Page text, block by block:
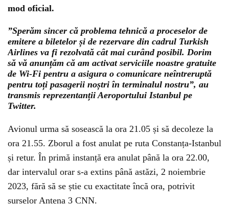
mod oficial.
”Sperăm sincer că problema tehnică a proceselor de
emitere a biletelor și de rezervare din cadrul Turkish
Airlines va fi rezolvată cât mai curând posibil. Dorim
să vă anunțăm că am activat serviciile noastre gratuite
de Wi-Fi pentru a asigura o comunicare neîntreruptă
pentru toți pasagerii noștri în terminalul nostru”, au
transmis reprezentanții Aeroportului Istanbul pe
Twitter.
Avionul urma să sosească la ora 21.05 și să decoleze la
ora 21.55. Zborul a fost anulat pe ruta Constanța-Istanbul
și retur. În primă instanță era anulat până la ora 22.00,
dar intervalul orar s-a extins până astăzi, 2 noiembrie
2023, fără să se știe cu exactitate încă ora, potrivit
surselor Antena 3 CNN.